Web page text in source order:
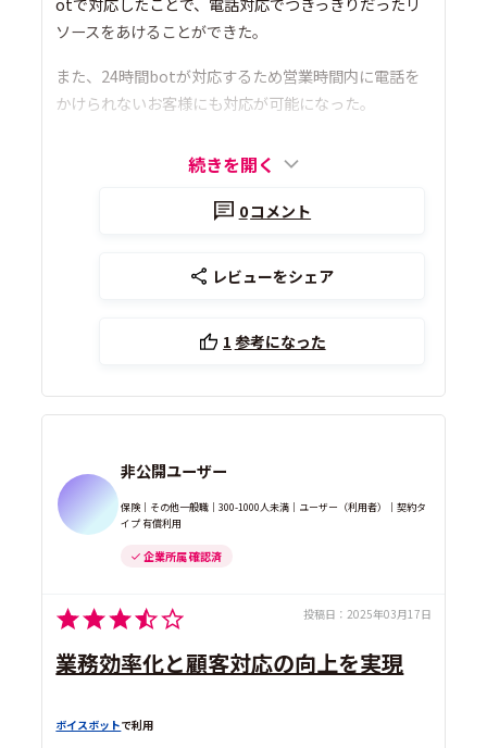
ソースをあけることができた。
また、24時間botが対応するため営業時間内に電話を
かけられないお客様にも対応が可能になった。
続きを開く
0コメント
レビューをシェア
1 参考になった
非公開ユーザー
保険｜その他一般職｜300-1000人未満｜ユーザー（利用者）｜契約タ
イプ 有償利用
企業所属 確認済
投稿日： 2025年03月17日
業務効率化と顧客対応の向上を実現
ボイスボットで利用